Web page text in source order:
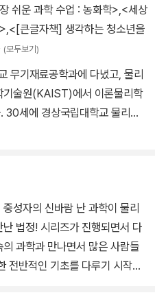
원에서 배운 내용과 실생활에서
는 왜 그림자가 생기지 않을까
셀로판지로 보면 모두 붉게 보이
하기 위해 수영장 데이트를 하
는 뭘까요? 등의 에피소드가 소
년들은 들리는데 어른들에게
날 자신이 아끼던 유리컵이 깨
등 교과서에 배우는 내용뿐 아니
와 파동에 대한 의문과 호기심
쉬운 과학 수업 : 농화학> <세상
<[큰글자책] 생각하는 청소년을
(모두보기)
무기재료공학과에 다녔고, 물리
기술원(KAIST)에서 이론물리학
30세에 경상국립대학교 물리학
주고자 책을 통해 독자를 만나고
시리즈] 중 《아인슈타인이 들
한 31권과 [과학공화국 법정 시리
교에서도 통하는 초등수학을 카
]를 출간했고, 노벨상 오리지널
과학과 만나면서 많은 사람들
전반적인 기초를 다루기 시작한